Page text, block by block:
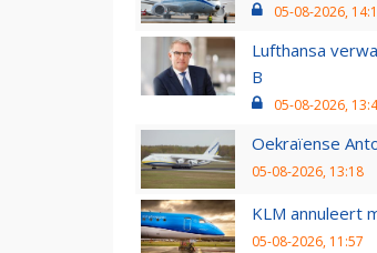
05-08-2026,
Lufthansa
B
05-08-2026,
Oekraïense
05-08-2026, 13:18
KLM annuleert
05-08-2026, 11:57